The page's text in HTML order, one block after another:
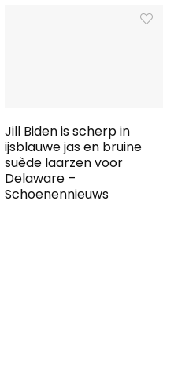
Jill Biden is scherp in
ijsblauwe jas en bruine
suède laarzen voor
Delaware –
Schoenennieuws